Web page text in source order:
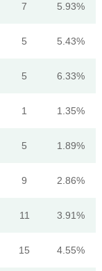
7 5.93%
5 5.43%
5 6.33%
1 1.35%
5 1.89%
9 2.86%
11 3.91%
15 4.55%